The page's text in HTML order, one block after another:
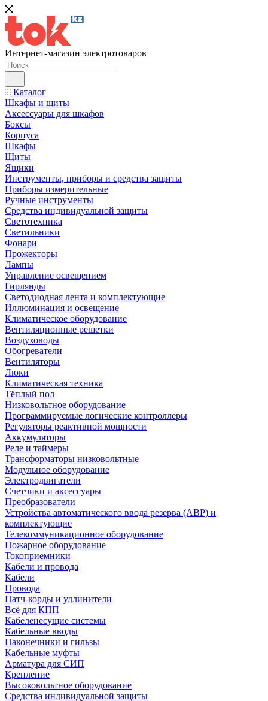
Интернет-магазин электротоваров
Каталог
Шкафы и щиты
Аксессуары для шкафов
Боксы
Корпуса
Шкафы
Щиты
Ящики
Инструменты, приборы и средства защиты
Приборы измерительные
Ручные инструменты
Средства индивидуальной защиты
Светотехника
Светильники
Фонари
Прожекторы
Лампы
Управление освещением
Гирлянды
Светодиодная лента и комплектующие
Иллюминация и освещение
Климатическое оборудование
Вентиляционные решетки
Воздуховоды
Обогреватели
Вентиляторы
Люки
Климатическая техника
Тёплый пол
Низковольтное оборудование
Программируемые логические контроллеры
Регуляторы реактивной мощности
Аккумуляторы
Реле и таймеры
Трансформаторы низковольтные
Модульное оборудование
Электродвигатели
Счетчики и аксессуары
Преобразователи
Устройства автоматического ввода резерва (АВР) и
комплектующие
Телекоммуникационное оборудование
Пожарное оборудование
Токоприемники
Кабели и провода
Кабели
Провода
Патч-корды и удлинители
Всё для КПП
Кабеленесущие системы
Кабельные вводы
Наконечники и гильзы
Кабельные муфты
Арматура для СИП
Крепление
Высоковольтное оборудование
Средства индивидуальной защиты